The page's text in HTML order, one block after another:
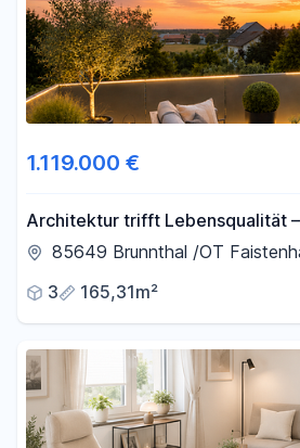
Filter
1.119.000 €
Architektur trifft Lebensqualität
Penthouse in Brunnthal/OT
85649 Brunnthal /OT
3
165,31m²